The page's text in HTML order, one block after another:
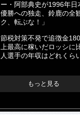
ー・阿部典史が1996年日
優勝への独走、鈴鹿の全
ク、転ぶな！」
節税対策不発で追徴金
上最高に稼いだロッシに
人選手の年収はどれくら
もっと見る